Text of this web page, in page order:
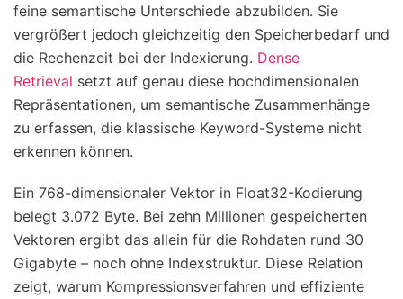
feine semantische Unterschiede abzubilden. Sie
vergrößert jedoch gleichzeitig den Speicherbedarf und
die Rechenzeit bei der Indexierung. Dense
Retrieval setzt auf genau diese hochdimensionalen
Repräsentationen, um semantische Zusammenhänge
zu erfassen, die klassische Keyword-Systeme nicht
erkennen können.
Ein 768-dimensionaler Vektor in Float32-Kodierung
belegt 3.072 Byte. Bei zehn Millionen gespeicherten
Vektoren ergibt das allein für die Rohdaten rund 30
Gigabyte – noch ohne Indexstruktur. Diese Relation
zeigt, warum Kompressionsverfahren und effiziente